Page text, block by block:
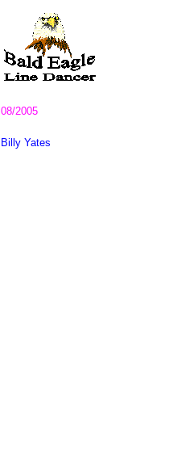
08/2005
Billy Yates